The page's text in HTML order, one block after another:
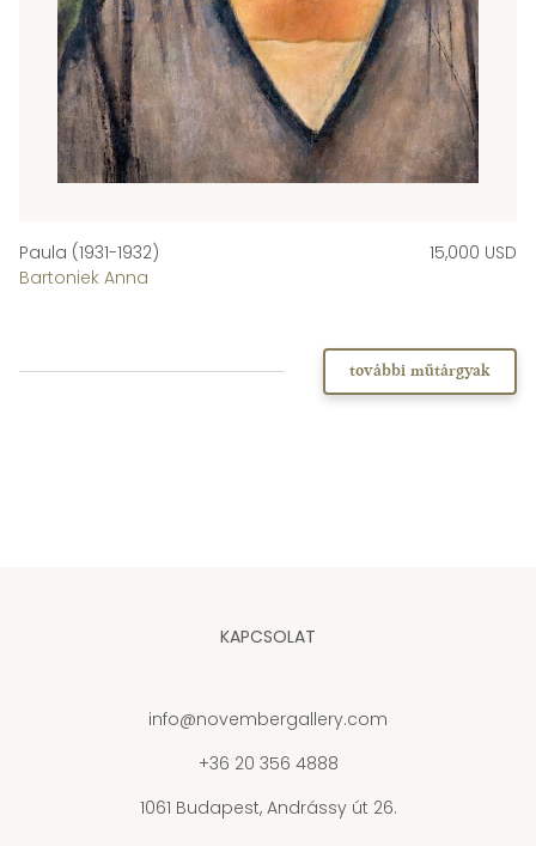
Paula (1931-1932)
Bartoniek Anna
15,000 USD
további műtárgyak
KAPCSOLAT
info@novembergallery.com
+36 20 356 4888
1061 Budapest, Andrássy út 26.